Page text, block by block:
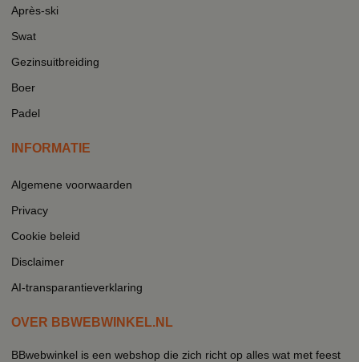
Après-ski
Swat
Gezinsuitbreiding
Boer
Padel
INFORMATIE
Algemene voorwaarden
Privacy
Cookie beleid
Disclaimer
AI-transparantieverklaring
OVER BBWEBWINKEL.NL
BBwebwinkel is een webshop die zich richt op alles wat met feest